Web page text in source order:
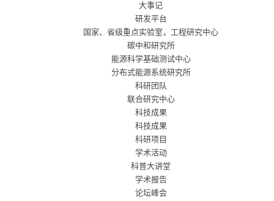
大事记
研发平台
国家、省级重点实验室，工程研究中心
碳中和研究所
能源科学基础测试中心
分布式能源系统研究所
科研团队
联合研究中心
科技成果
科技成果
科研项目
学术活动
科普大讲堂
学术报告
论坛峰会